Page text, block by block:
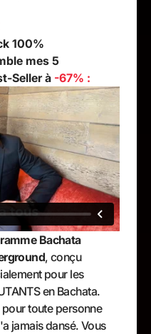
100%
mes 5
Seller à -67% :
Bachata
, conçu
pour les
en Bachata.
pour toute personne
jamais dansé. Vous